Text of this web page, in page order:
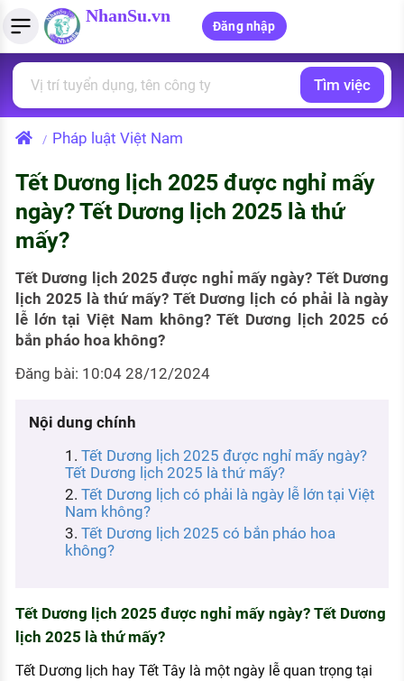
NhanSu.vn
Đăng nhập
Tìm việc làm
Việc làm ngành luật
Việc làm lương cao
Việc làm tốt nhất
CÔNG TY
Danh sách nhà tuyển dụng
Nhà tuyển dụng hàng đầu
Quản lý CV
Tải CV lên
Tạo CV trực tuyến
MẪU CV THEO STYLE
Mẫu CV đơn giản
Mẫu CV hiện đại
Tính lương Gross - Net
Tính thuế thu nhập cá nhân
Tính trợ cấp thất nghiệp
PHÁP LUẬT VIỆT NAM
Văn bản pháp luật
PHÁP LUẬT LAO ĐỘNG
Lao động và tiền lương
Thuế thu nhập
Hồ sơ biểu mẫu
Chính sách lao động
KHÁM PHÁ NGHỀ NGHIỆP
Tử vi nghề nghiệp
Kỹ năng nghề nghiệp
HƯỚNG NGHIỆP VIỆC LÀM
Đặc trưng từng nghề
XÂY DỰNG VÀ PHÁT TRIỂN ĐỘI NGŨ
NHÂN SỰ
TUYỂN DỤNG VIỆC LÀM
Tìm việc
/ Pháp luật Việt Nam
Tết Dương lịch 2025 được nghỉ mấy
ngày? Tết Dương lịch 2025 là thứ
mấy?
Tết Dương lịch 2025 được nghỉ mấy ngày? Tết Dương
lịch 2025 là thứ mấy? Tết Dương lịch có phải là ngày
lễ lớn tại Việt Nam không? Tết Dương lịch 2025 có
bắn pháo hoa không?
Đăng bài: 10:04 28/12/2024
Nội dung chính
Tết Dương lịch 2025 được nghỉ mấy ngày?
Tết Dương lịch 2025 là thứ mấy?
Tết Dương lịch có phải là ngày lễ lớn tại Việt
Nam không?
Tết Dương lịch 2025 có bắn pháo hoa
không?
Tết Dương lịch 2025 được nghỉ mấy ngày? Tết Dương
lịch 2025 là thứ mấy?
Tết Dương lịch hay Tết Tây là một ngày lễ quan trọng tại